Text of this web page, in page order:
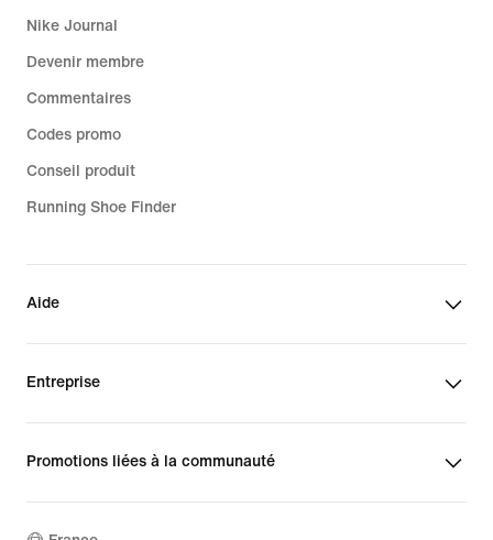
Nike Journal
Devenir membre
Commentaires
Codes promo
Conseil produit
Running Shoe Finder
Aide
Entreprise
Promotions liées à la communauté